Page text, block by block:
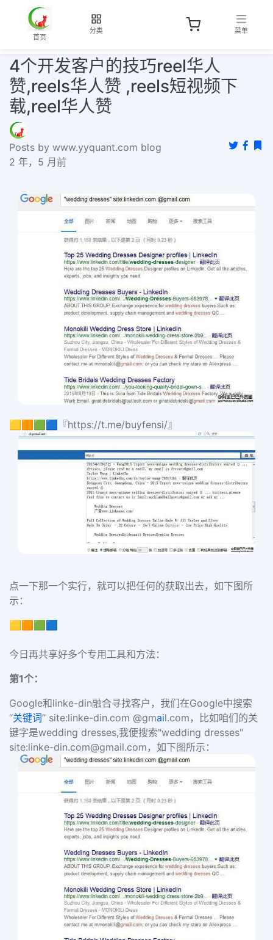
首页
分类 菜单
4个开发客户的技巧reel华人
赞,reels华人赞 ,reels短视频下
载,reel华人赞
Posts by www.yyquant.com blog
2 年，5 月前
🟨🟧🟩🟦『https://t.me/buyfensi/』
点一下那一个实行，就可以把任何的获取出去，如下图所
示：
🟨🟧🟩🟦
今日再共享好多个专用工具和方法：
第1个：
Google和linke-din融合寻找客户，我们在Google中搜索
“关键词” site:linke-din.com @gmail.com ， 比如咱们的关
键字是wedding dresses,我便搜索"wedding dresses"
site:linke-din.com@gmail.com ， 如下图所示：